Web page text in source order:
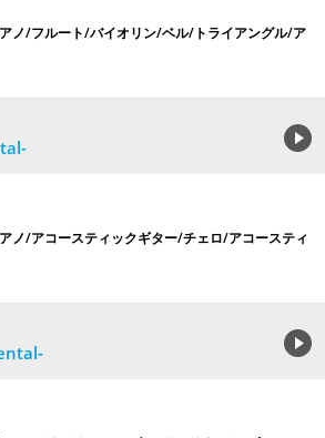
ノ/フルート/バイオリン/ベル/トライアングル/ア
ノ/アコースティックギター/チェロ/アコースティ